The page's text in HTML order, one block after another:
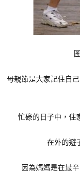
母親節是大家記住自
忙碌的日子中，住
在外的遊
因為媽媽是在最